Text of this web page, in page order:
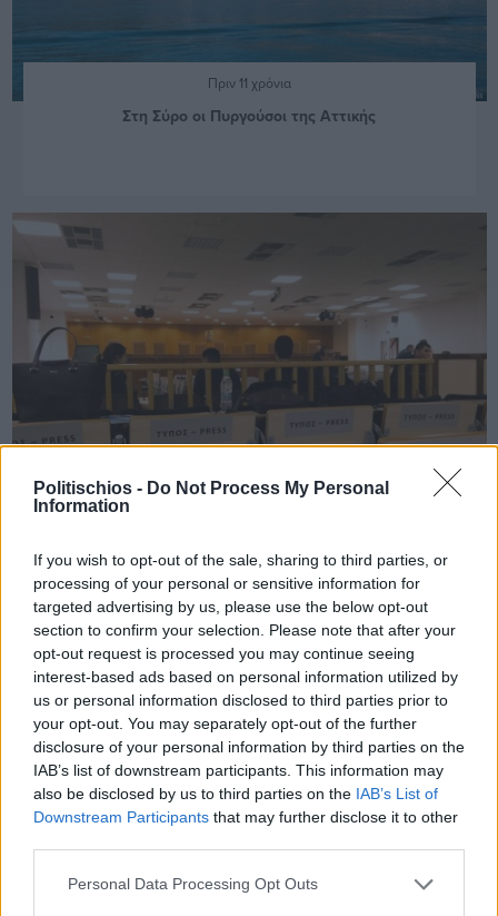
Politischios - Do Not Process My Personal
Information
If you wish to opt-out of the sale, sharing to third parties, or
processing of your personal or sensitive information for
targeted advertising by us, please use the below opt-out
section to confirm your selection. Please note that after your
opt-out request is processed you may continue seeing
interest-based ads based on personal information utilized by
us or personal information disclosed to third parties prior to
your opt-out. You may separately opt-out of the further
disclosure of your personal information by third parties on the
IAB’s list of downstream participants. This information may
also be disclosed by us to third parties on the IAB’s List of
Downstream Participants that may further disclose it to other
Personal Data Processing Opt Outs
Πριν 11 χρόνια
Στη Σύρο οι Πυργούσοι της Αττικής
Πριν 11 χρόνια
Με πρώτο μάρτυρα τον πατέρα του Φύσσα η δίκη της
Χρυσής Αυγής
Διαφήμιση